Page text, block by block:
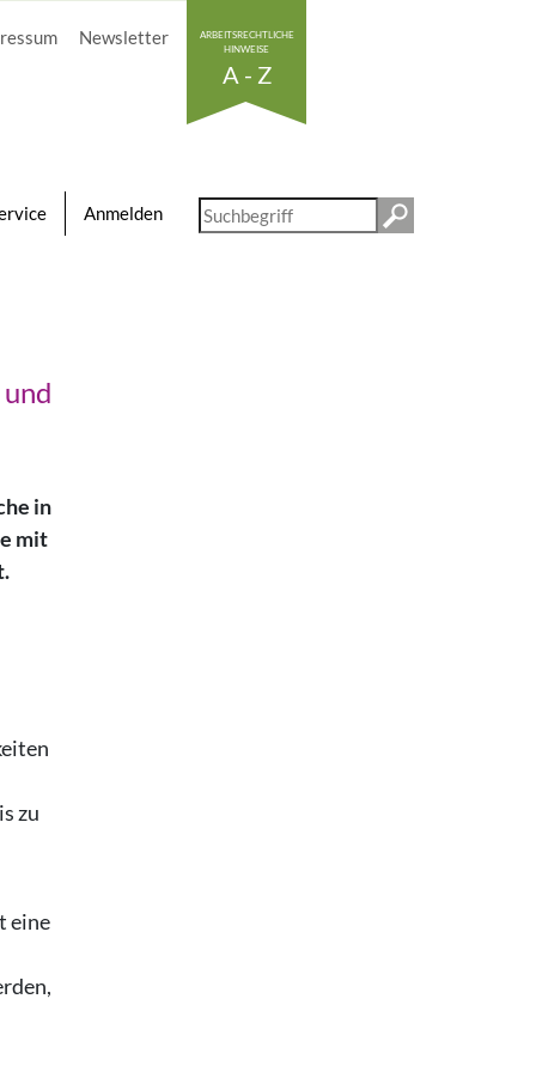
Newsletter
ARBEITSRECHTLICHE
HINWEISE
A - Z
Anmelden
Diese
Website
in
mit
zu
eine